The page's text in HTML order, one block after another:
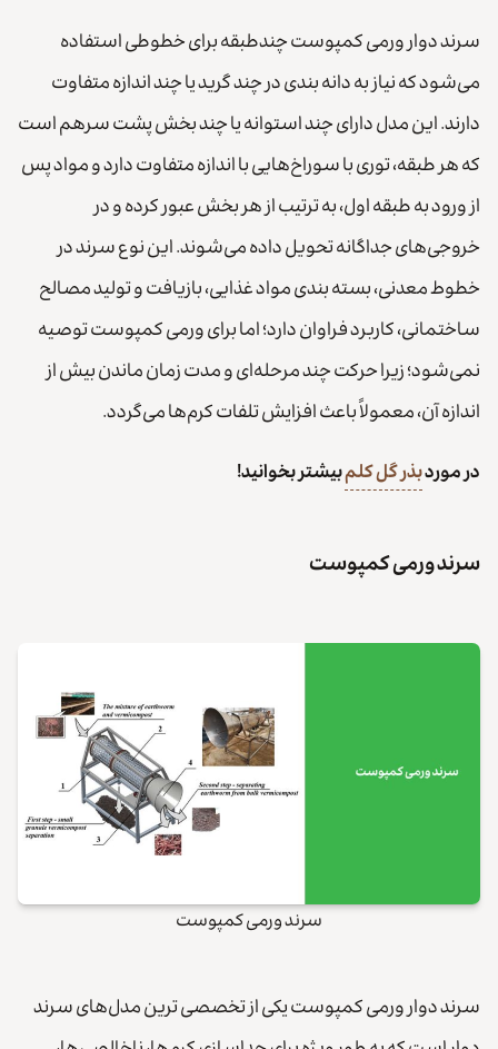
سرند دوار ورمی کمپوست چندطبقه برای خطوطی استفاده
می‌شود که نیاز به دانه بندی در چند گرید یا چند اندازه متفاوت
دارند. این مدل دارای چند استوانه یا چند بخش پشت سرهم است
که هر طبقه، توری با سوراخ‌هایی با اندازه متفاوت دارد و مواد پس
از ورود به طبقه اول، به ترتیب از هر بخش عبور کرده و در
خروجی‌های جداگانه تحویل داده می‌شوند. این نوع سرند در
خطوط معدنی، بسته بندی مواد غذایی، بازیافت و تولید مصالح
ساختمانی، کاربرد فراوان دارد؛ اما برای ورمی کمپوست توصیه
نمی‌شود؛ زیرا حرکت چند مرحله‌ای و مدت زمان ماندن بیش از
اندازه آن، معمولاً باعث افزایش تلفات کرم‌ها می‌گردد.
در موردبذر گل کلمبیشتر بخوانید!
سرند ورمی کمپوست
سرند ورمی کمپوست
سرند دوار ورمی کمپوست یکی از تخصصی ترین مدل‌های سرند